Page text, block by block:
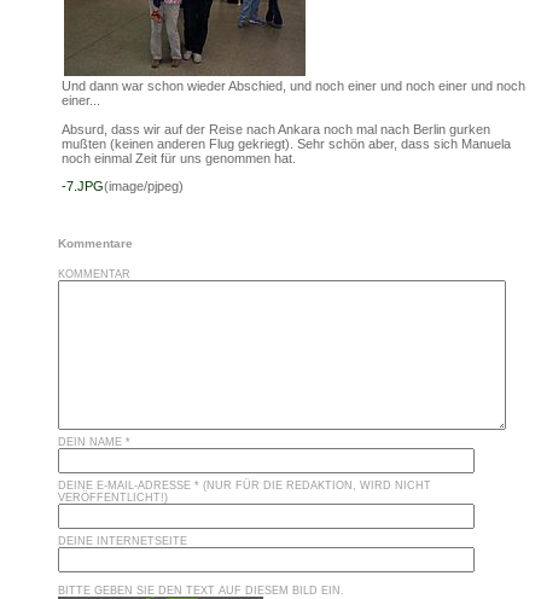
Und dann war schon wieder Abschied, und noch einer und noch einer und noch
einer...
Absurd, dass wir auf der Reise nach Ankara noch mal nach Berlin gurken
mußten (keinen anderen Flug gekriegt). Sehr schön aber, dass sich Manuela
noch einmal Zeit für uns genommen hat.
-7.JPG(image/pjpeg)
Kommentare
KOMMENTAR
DEIN NAME *
DEINE E-MAIL-ADRESSE * (NUR FÜR DIE REDAKTION, WIRD NICHT
VERÖFFENTLICHT!)
DEINE INTERNETSEITE
BITTE GEBEN SIE DEN TEXT AUF DIESEM BILD EIN.